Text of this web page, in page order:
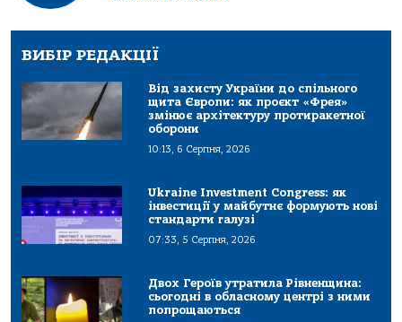
ВИБІР РЕДАКЦІЇ
Від захисту України до спільного
щита Європи: як проєкт «Фрея»
змінює архітектуру протиракетної
оборони
10:13, 6 Серпня, 2026
Ukraine Investment Congress: як
інвестиції у майбутнє формують нові
стандарти галузі
07:33, 5 Серпня, 2026
Двох Героїв утратила Рівненщина:
сьогодні в обласному центрі з ними
попрощаються